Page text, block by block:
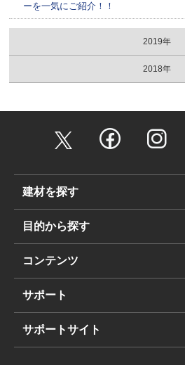
ーを一気にご紹介！！
2019年
2018年
建材を探す
目的から探す
コンテンツ
サポート
サポートサイト